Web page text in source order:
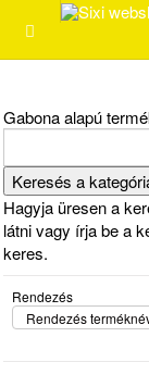
Gabona alapú
Hagyja üresen a
látni vagy írja be a
keres.
Rendezés
Rendezés